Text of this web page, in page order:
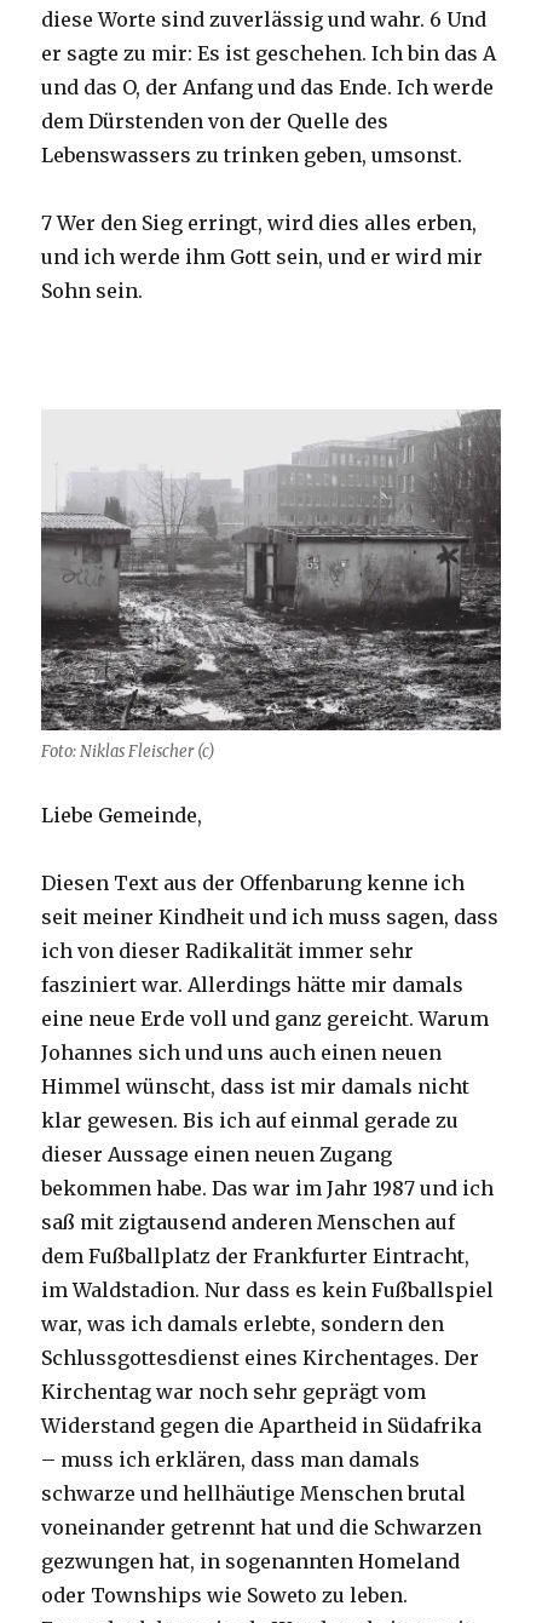
diese Worte sind zuverlässig und wahr. 6 Und
er sagte zu mir: Es ist geschehen. Ich bin das A
und das O, der Anfang und das Ende. Ich werde
dem Dürstenden von der Quelle des
Lebenswassers zu trinken geben, umsonst.
7 Wer den Sieg erringt, wird dies alles erben,
und ich werde ihm Gott sein, und er wird mir
Sohn sein.
Foto: Niklas Fleischer (c)
Liebe Gemeinde,
Diesen Text aus der Offenbarung kenne ich
seit meiner Kindheit und ich muss sagen, dass
ich von dieser Radikalität immer sehr
fasziniert war. Allerdings hätte mir damals
eine neue Erde voll und ganz gereicht. Warum
Johannes sich und uns auch einen neuen
Himmel wünscht, dass ist mir damals nicht
klar gewesen. Bis ich auf einmal gerade zu
dieser Aussage einen neuen Zugang
bekommen habe. Das war im Jahr 1987 und ich
saß mit zigtausend anderen Menschen auf
dem Fußballplatz der Frankfurter Eintracht,
im Waldstadion. Nur dass es kein Fußballspiel
war, was ich damals erlebte, sondern den
Schlussgottesdienst eines Kirchentages. Der
Kirchentag war noch sehr geprägt vom
Widerstand gegen die Apartheid in Südafrika
– muss ich erklären, dass man damals
schwarze und hellhäutige Menschen brutal
voneinander getrennt hat und die Schwarzen
gezwungen hat, in sogenannten Homeland
oder Townships wie Soweto zu leben.